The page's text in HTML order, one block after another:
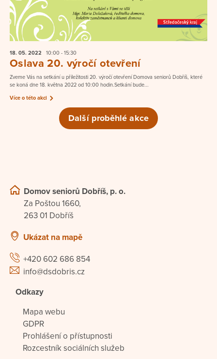
18. 05. 2022 10:00 - 15:30
Oslava 20. výročí otevření
Zveme Vás na setkání u příležitosti 20. výročí otevření Domova seniorů Dobříš, které
se koná dne 18. května 2022 od 10:00 hodin.Setkání bude...
Více o této akci
Další proběhlé akce
Domov seniorů Dobříš, p. o.
Za Poštou 1660,
263 01 Dobříš
Ukázat na mapě
+420 602 686 854
info@dsdobris.cz
Odkazy
Mapa webu
GDPR
Prohlášení o přístupnosti
Rozcestník sociálních služeb